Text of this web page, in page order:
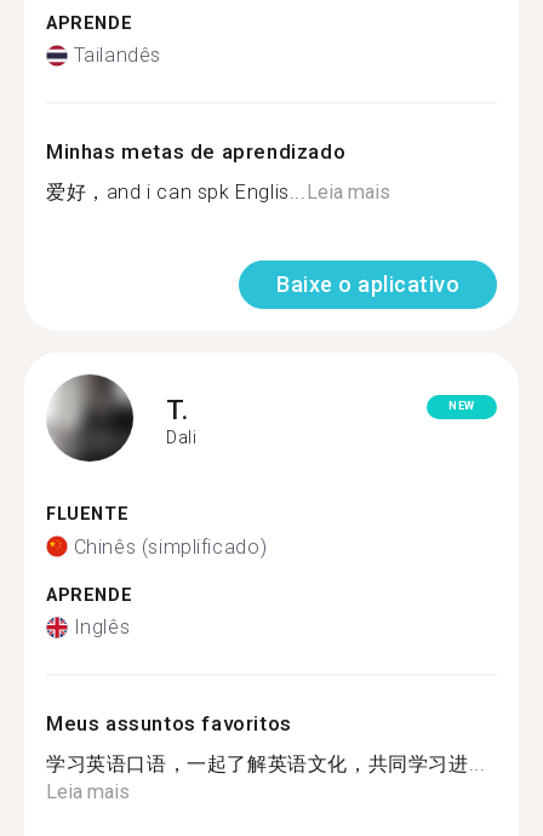
APRENDE
Tailandês
Minhas metas de aprendizado
爱好，and i can spk Englis...Leia mais
Baixe o aplicativo
T.
Dali
NEW
FLUENTE
Chinês (simplificado)
APRENDE
Inglês
Meus assuntos favoritos
学习英语口语，一起了解英语文化，共同学习进...
Leia mais